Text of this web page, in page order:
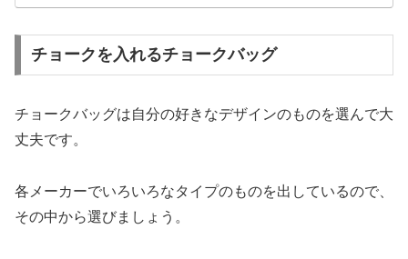
チョークを入れるチョークバッグ
チョークバッグは自分の好きなデザインのものを選んで大
丈夫です。
各メーカーでいろいろなタイプのものを出しているので、
その中から選びましょう。